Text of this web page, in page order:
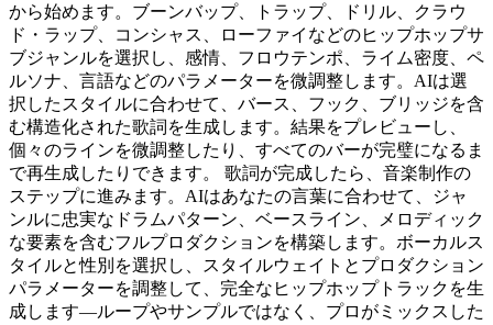
から始めます。ブーンバップ、トラップ、ドリル、クラウ
ド・ラップ、コンシャス、ローファイなどのヒップホップサ
ブジャンルを選択し、感情、フロウテンポ、ライム密度、ペ
ルソナ、言語などのパラメーターを微調整します。AIは選
択したスタイルに合わせて、バース、フック、ブリッジを含
む構造化された歌詞を生成します。結果をプレビューし、
個々のラインを微調整したり、すべてのバーが完璧になるま
で再生成したりできます。 歌詞が完成したら、音楽制作の
ステップに進みます。AIはあなたの言葉に合わせて、ジャ
ンルに忠実なドラムパターン、ベースライン、メロディック
な要素を含むフルプロダクションを構築します。ボーカルス
タイルと性別を選択し、スタイルウェイトとプロダクション
パラメーターを調整して、完全なヒップホップトラックを生
成します—ループやサンプルではなく、プロがミックスした